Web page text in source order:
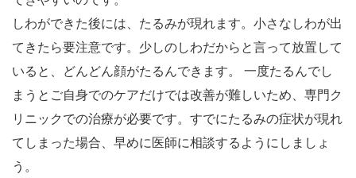
しわができた後には、たるみが現れます。小さなしわが出
てきたら要注意です。少しのしわだからと言って放置して
いると、どんどん顔がたるんできます。 一度たるんでし
まうとご自身でのケアだけでは改善が難しいため、専門ク
リニックでの治療が必要です。すでにたるみの症状が現れ
てしまった場合、早めに医師に相談するようにしましょ
う。